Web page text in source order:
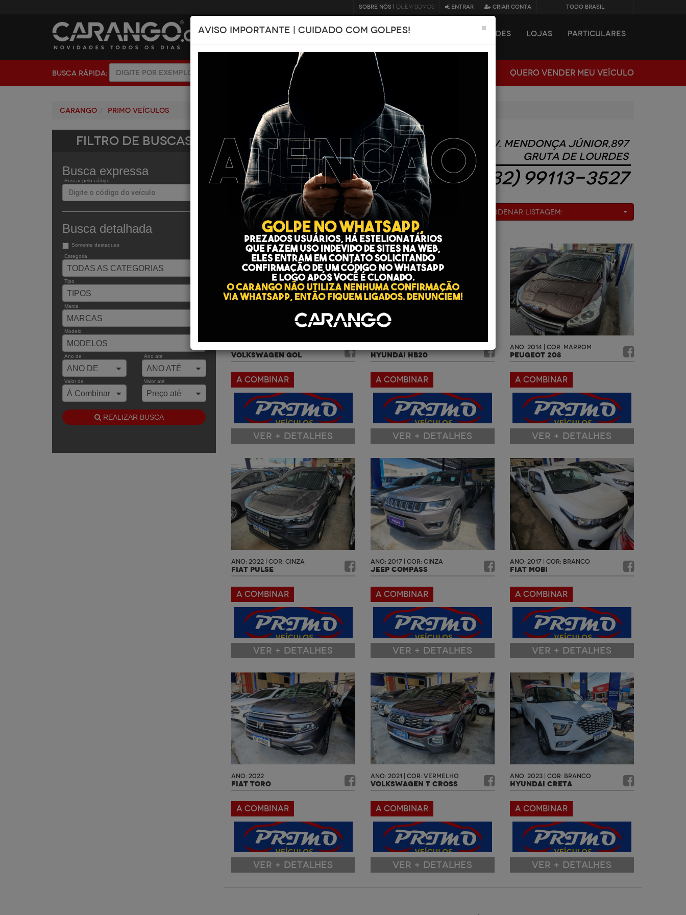
×
AVISO IMPORTANTE | CUIDADO COM GOLPES!
SOBRE NÓS | QUEM SOMOS ENTRAR CRIAR CONTA TODO BRASIL
NOVIDADES LOJAS PARTICULARES
BUSCA RÁPIDA: QUERO VENDER MEU VEÍCULO
Carango PRIMO VEÍCULOS
Filtro de Buscas
Busca expressa
Buscar pelo código
Busca detalhada
Somente destaques
Categoria
TODAS AS CATEGORIAS
Tipo
TIPOS
Marca
MARCAS
Modelo
MODELOS
Ano de
ANO DE
Ano até
ANO ATÉ
Valor de
Á Combinar
Valor até
Preço até
REALIZAR BUSCA
Av. Mendonça Júnior,897
Gruta de Lourdes
(82) 99113-3527
Ordenar Listagem:
VOLKSWAGEN GOL
A COMBINAR
VER + DETALHES
HYUNDAI HB20
A COMBINAR
VER + DETALHES
ANO: 2014 | COR: MARROM
PEUGEOT 208
A COMBINAR
VER + DETALHES
ANO: 2022 | COR: CINZA
FIAT PULSE
A COMBINAR
VER + DETALHES
ANO: 2017 | COR: CINZA
JEEP COMPASS
A COMBINAR
VER + DETALHES
ANO: 2017 | COR: BRANCO
FIAT MOBI
A COMBINAR
VER + DETALHES
ANO: 2022
FIAT TORO
A COMBINAR
VER + DETALHES
ANO: 2021 | COR: VERMELHO
VOLKSWAGEN T CROSS
A COMBINAR
VER + DETALHES
ANO: 2023 | COR: BRANCO
HYUNDAI CRETA
A COMBINAR
VER + DETALHES